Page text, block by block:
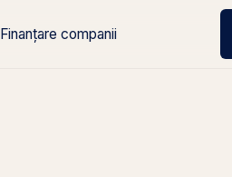
Finanțare companii